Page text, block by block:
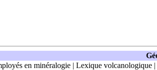
en minéralogie| Lexique volcanologique|